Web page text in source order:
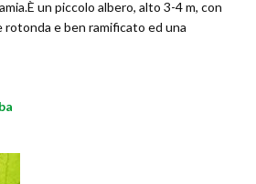
un piccolo albero, alto 3-4 m, con
e ben ramificato ed una